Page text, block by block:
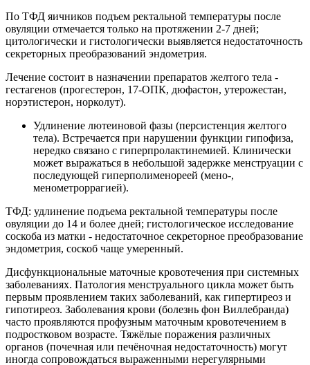
По ТФД яичников подъем ректальной температуры после
овуляции отмечается только на протяжении 2-7 дней;
цитологически и гистологически выявляется недостаточность
секреторных преобразований эндометрия.
Лечение состоит в назначении препаратов желтого тела -
гестагенов (прогестерон, 17-ОПК, дюфастон, утерожестан,
норэтистерон, норколут).
Удлинение лютеиновой фазы (персистенция желтого
тела). Встречается при нарушении функции гипофиза,
нередко связано с гиперпролактинемией. Клинически
может выражаться в небольшой задержке менструации с
последующей гиперполименореей (мено-,
менометроррагией).
ТФД: удлинение подъема ректальной температуры после
овуляции до 14 и более дней; гистологическое исследование
соскоба из матки - недостаточное секреторное преобразование
эндометрия, соскоб чаще умеренный.
Дисфункциональные маточные кровотечения при системных
заболеваниях. Патология менструального цикла может быть
первым проявлением таких заболеваний, как гипертиреоз и
гипотиреоз. Заболевания крови (болезнь фон Виллебранда)
часто проявляются профузным маточным кровотечением в
подростковом возрасте. Тяжёлые поражения различных
органов (почечная или печёночная недостаточность) могут
иногда сопровождаться выраженными нерегулярными